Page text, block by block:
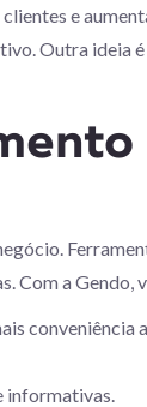
e
Outra
Com a Gendo,
conveniência
informativas.